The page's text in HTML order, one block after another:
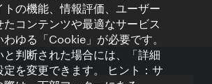
トの機能、情報評価、ユーザー
たコンテンツや最適なサービス
ゆる「Cookie」が必要です。
と判断された場合には、「詳細
定を変更できます。 ヒント：サ